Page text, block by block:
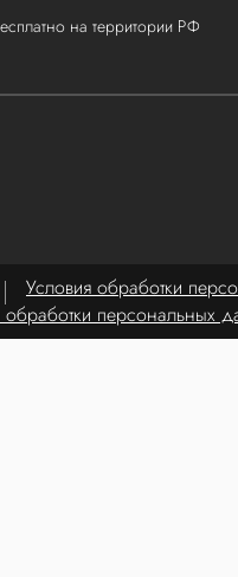
на территории РФ
Условия обработки
персональных